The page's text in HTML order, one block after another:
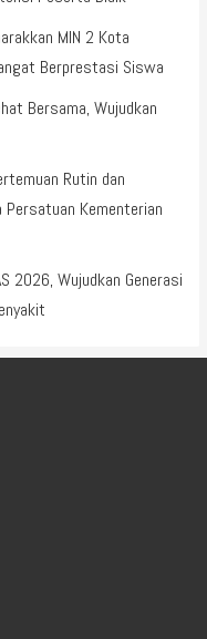
MIN 2 Kota
Berprestasi Siswa
Bersama, Wujudkan
Rutin dan
Persatuan Kementerian
2026, Wujudkan Generasi